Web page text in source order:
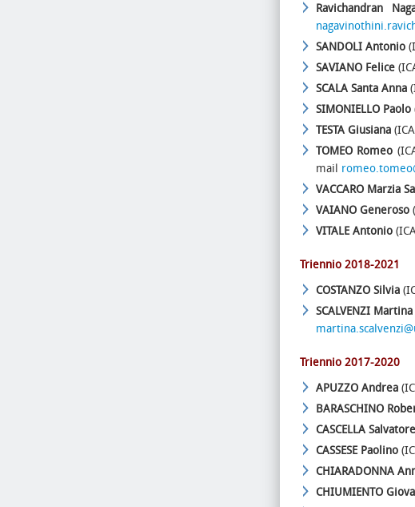
Ravichandran
SANDOLI Antonio
SAVIANO Felice
SCALA Santa Anna
SIMONIELLO Paolo
TESTA Giusiana
TOMEO Romeo
mail
VACCARO Marzia
VAIANO Generoso
VITALE Antonio
Triennio 2018-2021
COSTANZO Silvia
SCALVENZI Martina
Triennio 2017-2020
APUZZO Andrea
BARASCHINO
CASCELLA Salvatore
CASSESE Paolino
CHIARADONNA
CHIUMIENTO